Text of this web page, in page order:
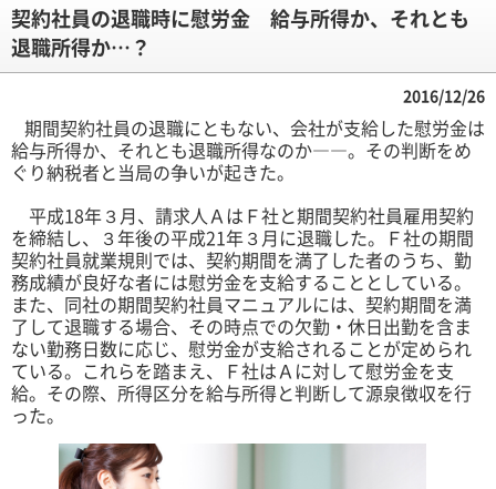
契約社員の退職時に慰労金 給与所得か、それとも
退職所得か…？
2016/12/26
期間契約社員の退職にともない、会社が支給した慰労金は
給与所得か、それとも退職所得なのか――。その判断をめ
ぐり納税者と当局の争いが起きた。
平成18年３月、請求人ＡはＦ社と期間契約社員雇用契約
を締結し、３年後の平成21年３月に退職した。Ｆ社の期間
契約社員就業規則では、契約期間を満了した者のうち、勤
務成績が良好な者には慰労金を支給することとしている。
また、同社の期間契約社員マニュアルには、契約期間を満
了して退職する場合、その時点での欠勤・休日出勤を含ま
ない勤務日数に応じ、慰労金が支給されることが定められ
ている。これらを踏まえ、Ｆ社はＡに対して慰労金を支
給。その際、所得区分を給与所得と判断して源泉徴収を行
った。